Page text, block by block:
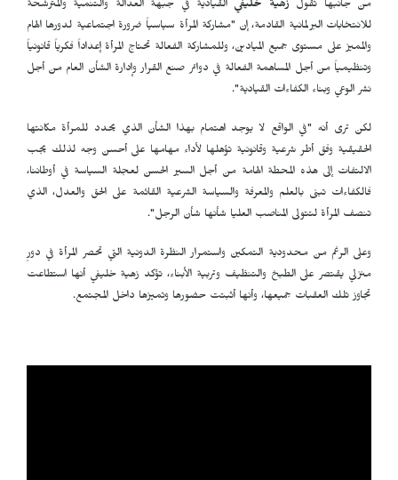
من جانبها تقول زهية خليفي القيادية في جبهة العدالة والتنمية والمترشحة
للانتخابات البرلمانية القادمة، إن "مشاركة المرأة سياسياً ضرورة اجتماعية لدورها الهام
والمميز على مستوى جميع الميادين، وللمشاركة الفعالة تحتاج المرأة إعداداً فكرياً قانونياً
وتنظيمياً من أجل المساهمة الفعالة في دوائر صنع القرار وإدارة الشأن العام من أجل
نشر الوعي وبناء الكفاءات القيادية".
لكن ترى أنه "في الواقع لا يوجد اهتمام بهذا الشأن الذي يحدد للمرأة مكانتها
الحقيقية وفق أطر شرعية وقانونية تؤهلها لأداء مهامها على أحسن وجه لذلك يجب
الالتفات إلى هذه المحطة الهامة من أجل السير الحسن لعجلة السياسة في أوطاننا،
فالكفاءات تبنى بالعلم والمعرفة والسياسة الشرعية القائمة على الحق والعدل، الذي
تنصف المرأة لتتولى المناصب العليا شأنها شأن الرجل".
وعلى الرغم من محدودية التمكين واستمرار النظرة الدونية التي تحصر المرأة في دورٍ
منزلي يقتصر على الطبخ والتنظيف وتربية الأبناء، تؤكد زهية خليفي أنها استطاعت
تجاوز تلك العقبات جميعها، وأنها أثبتت حضورها وتميزها داخل المجتمع.